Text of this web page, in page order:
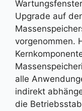
Upgrade auf
vorgenommen.
alle
indirekt
die